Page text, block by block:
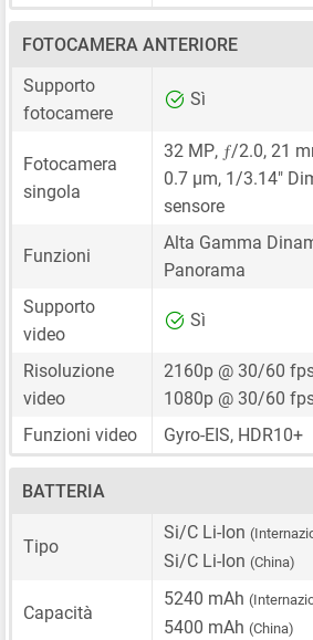
FOTOCAMERA ANTERIORE
Supporto
fotocamere
Sì
Fotocamera
singola
32 MP, ƒ/2.0, 21
0.7 μm, 1/3.14"
sensore
Funzioni
Alta Gamma
Panorama
Supporto
video
Sì
Risoluzione
video
2160p @ 30/60
1080p @ 30/60
Funzioni video
Gyro-EIS, HDR10+
BATTERIA
Tipo
Si/C Li-Ion
Si/C Li-Ion (China)
Capacità
5240 mAh
5400 mAh (China)